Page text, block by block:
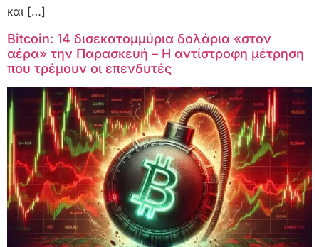
και […]
Bitcoin: 14 δισεκατομμύρια δολάρια «στον
αέρα» την Παρασκευή – Η αντίστροφη μέτρηση
που τρέμουν οι επενδυτές